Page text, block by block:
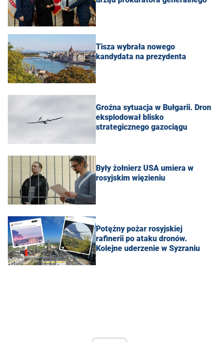
Tisza wybrała nowego
kandydata na prezydenta
Groźna sytuacja w Bułgarii. Dron
eksplodował blisko
strategicznego gazociągu
Były żołnierz USA umiera w
rosyjskim więzieniu
Potężny pożar rosyjskiej
rafinerii po ataku dronów.
Kolejne uderzenie w Syzraniu